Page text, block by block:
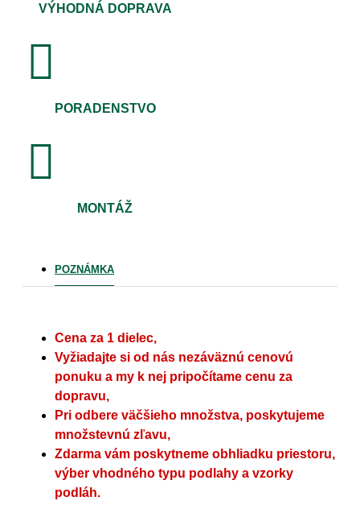
VÝHODNÁ DOPRAVA
PORADENSTVO
MONTÁŽ
POZNÁMKA
Cena za 1 dielec,
Vyžiadajte si od nás nezáväznú cenovú
ponuku a my k nej pripočítame cenu za
dopravu,
Pri odbere väčšieho množstva, poskytujeme
množstevnú zľavu,
Zdarma vám poskytneme obhliadku priestoru,
výber vhodného typu podlahy a vzorky
podláh.